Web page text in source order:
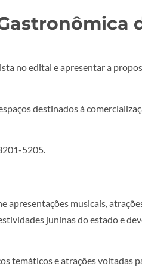
no edital e apresentar a
destinados à
5205.
apresentações musicais,
juninas do estado e
temáticos e atrações voltadas